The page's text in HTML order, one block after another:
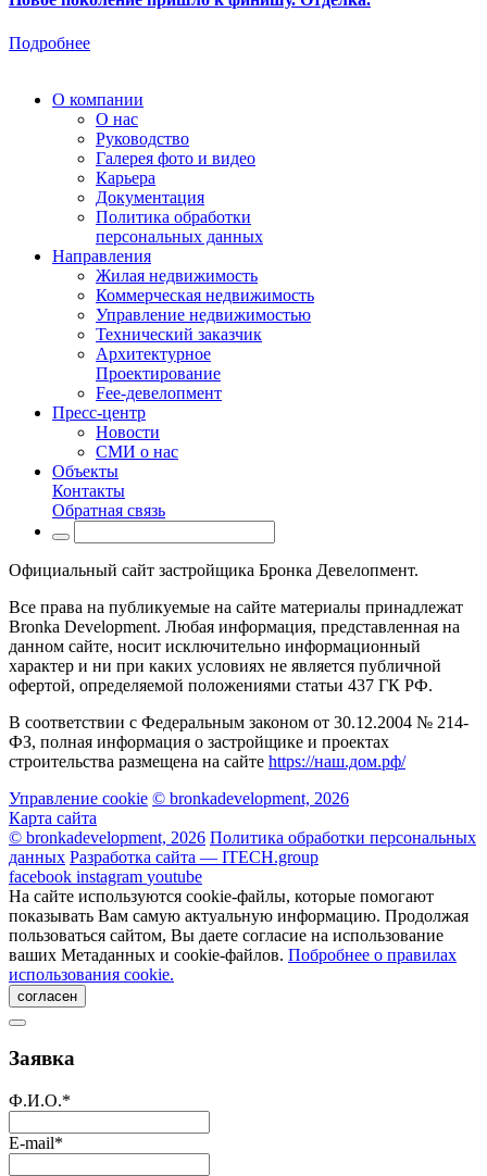
Подробнее
О компании
О нас
Руководство
Галерея фото и видео
Карьера
Документация
Политика обработки
персональных данных
Направления
Жилая недвижимость
Коммерческая недвижимость
Управление недвижимостью
Технический заказчик
Архитектурное
Проектирование
Fee-девелопмент
Пресс-центр
Новости
СМИ о нас
Объекты
Контакты
Обратная связь
Официальный сайт застройщика Бронка Девелопмент.
Все права на публикуемые на сайте материалы принадлежат
Bronka Development. Любая информация, представленная на
данном сайте, носит исключительно информационный
характер и ни при каких условиях не является публичной
офертой, определяемой положениями статьи 437 ГК РФ.
В соответствии с Федеральным законом от 30.12.2004 № 214-
ФЗ, полная информация о застройщике и проектах
строительства размещена на сайте https://наш.дом.рф/
Управление cookie © bronkadevelopment, 2026
Карта сайта
© bronkadevelopment, 2026 Политика обработки персональных
данных Разработка сайта — ITECH.group
facebook instagram youtube
На сайте используются cookie-файлы, которые помогают
показывать Вам самую актуальную информацию. Продолжая
пользоваться сайтом, Вы даете согласие на использование
ваших Метаданных и cookie-файлов. Побробнее о правилах
использования cookie.
согласен
Заявка
Ф.И.О.*
E-mail*